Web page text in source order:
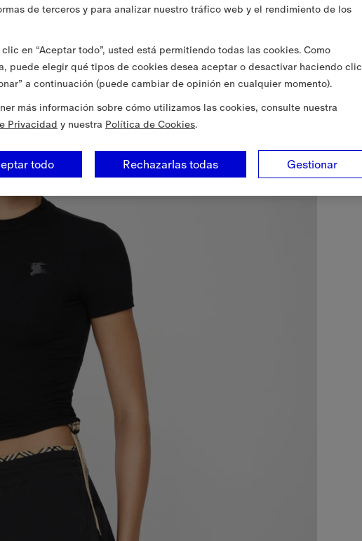
de terceros y para analizar nuestro tráfico web y el rendimiento de los
en “Aceptar todo”, usted está permitiendo todas las cookies. Como
puede elegir qué tipos de cookies desea aceptar o desactivar haciendo clic
a continuación (puede cambiar de opinión en cualquier momento).
más información sobre cómo utilizamos las cookies, consulte nuestra
Privacidad y nuestra Política de Cookies.
Gestionar
Rechazarlas todas
todo